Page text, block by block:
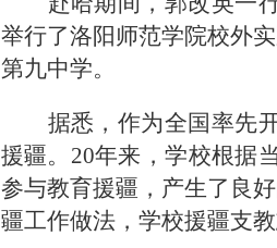
举行了洛阳师范学院校外
第九中学。
据悉，作为全国率先
援疆。 20年来，学校根据
参与教育援疆，产生了良
疆工作做法，学校援疆支